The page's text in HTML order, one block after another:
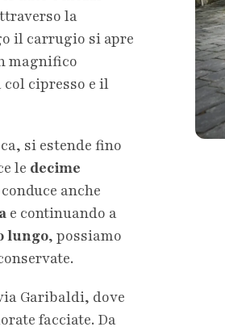
la
il carrugio si apre
magnifico
col cipresso e il
si estende fino
le decime
anche
e continuando a
lungo, possiamo
Garibaldi, dove
facciate. Da